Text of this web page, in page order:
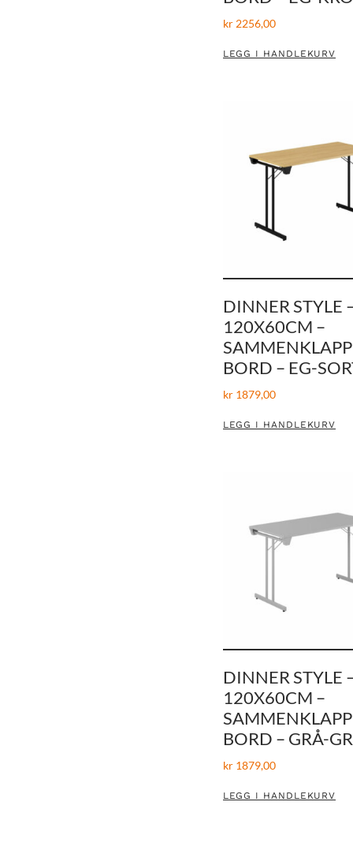
kr2256,00
LEGG I HANDLEKURV
DINNER STYLE
120X60CM –
BORD – EG-
kr1879,00
LEGG I HANDLEKURV
DINNER STYLE
120X60CM –
BORD – GRÅ-
kr1879,00
LEGG I HANDLEKURV